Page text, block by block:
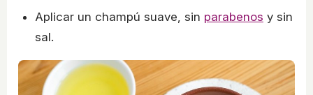
Aplicar un champú suave, sin parabenos y sin
sal.